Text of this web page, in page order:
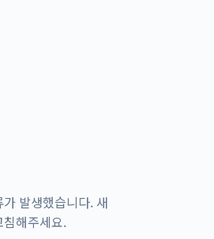
발생했습니다. 새
침해주세요.